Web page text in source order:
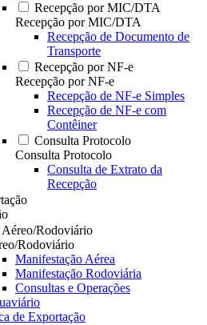
Recepção por MIC/DTA
Recepção por MIC/DTA
Recepção de Documento de
Transporte
Recepção por NF-e
Recepção por NF-e
Recepção de NF-e Simples
Recepção de NF-e com
Contêiner
Consulta Protocolo
Consulta Protocolo
Consulta de Extrato da
Recepção
Aéreo/Rodoviário
Rodoviário
Manifestação Aérea
Manifestação Rodoviária
Consultas e Operações
de Exportação